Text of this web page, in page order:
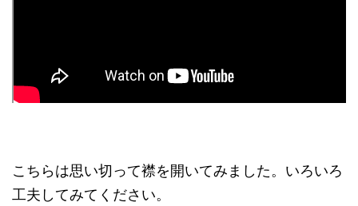
こちらは思い切って襟を開いてみました。いろいろ
工夫してみてください。